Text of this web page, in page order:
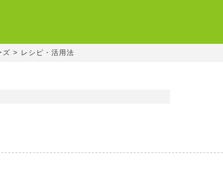
ズ > レシピ・活用法